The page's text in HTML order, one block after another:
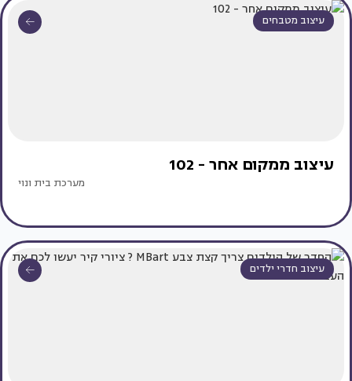
עיצוב מטבחים
עיצוב ממקום אחר - 102
מערכת בית ונוי
עיצוב חדרי ילדים